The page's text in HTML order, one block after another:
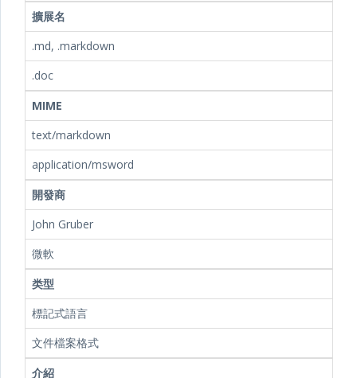
擴展名
.md, .markdown
.doc
MIME
text/markdown
application/msword
開發商
John Gruber
微軟
类型
標記式語言
文件檔案格式
介紹